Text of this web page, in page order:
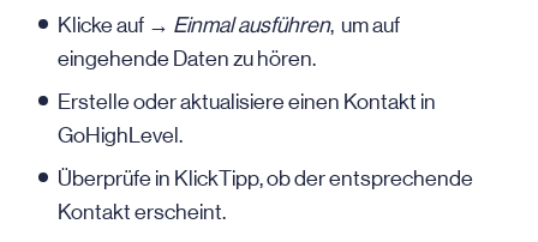
Klicke auf → Einmal ausführen, um auf
eingehende Daten zu hören.
Erstelle oder aktualisiere einen Kontakt in
GoHighLevel.
Überprüfe in KlickTipp, ob der entsprechende
Kontakt erscheint.